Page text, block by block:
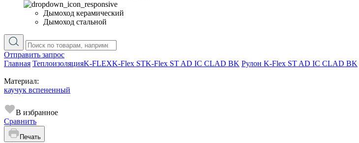
Дымоход керамический
Дымоход стальной
Отправить запрос
Главная ТеплоизоляцияK-FLEXK-Flex STK-Flex ST AD IC CLAD BK Рулон K-Flex ST AD IC CLAD BK
Материал:
каучук вспененный
В избранное
Сравнить
Печать